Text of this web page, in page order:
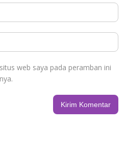
web saya pada peramban ini